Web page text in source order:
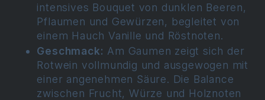
intensives Bouquet von dunklen Beeren,
Pflaumen und Gewürzen, begleitet von
einem Hauch Vanille und Röstnoten.
Geschmack: Am Gaumen zeigt sich der
Rotwein vollmundig und ausgewogen mit
einer angenehmen Säure. Die Balance
zwischen Frucht, Würze und Holznoten